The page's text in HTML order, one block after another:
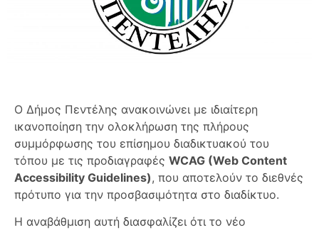
Ο Δήμος Πεντέλης ανακοινώνει με ιδιαίτερη
ικανοποίηση την ολοκλήρωση της πλήρους
συμμόρφωσης του επίσημου διαδικτυακού του
τόπου με τις προδιαγραφές WCAG (Web Content
Accessibility Guidelines), που αποτελούν το διεθνές
πρότυπο για την προσβασιμότητα στο διαδίκτυο.
Η αναβάθμιση αυτή διασφαλίζει ότι το νέο